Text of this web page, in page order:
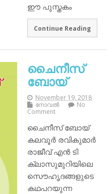
ഈ പുസ്തകം
Continue Reading
ചൈനീസ്
ബോയ്
November 19, 2018
നോവല്‍
No
Comment
ചൈനീസ് ബോയ്
കലവൂർ രവികുമാർ
രാജീവ് എൻ ടി
ക്ലാസുമുറിയിലെ
സൌഹൃദങ്ങളുടെ
കഥപറയുന്ന